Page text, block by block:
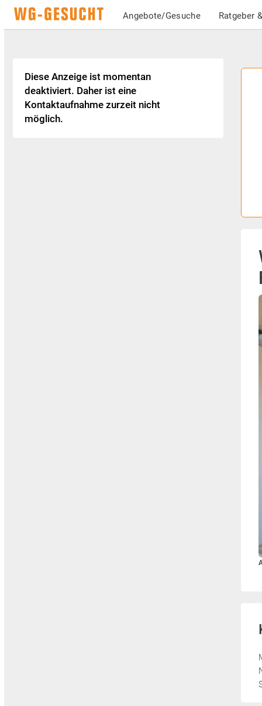
Angebote/Gesuche Ratgeber
Diese Anzeige ist momentan
deaktiviert. Daher ist eine
Kontaktaufnahme zurzeit nicht
möglich.